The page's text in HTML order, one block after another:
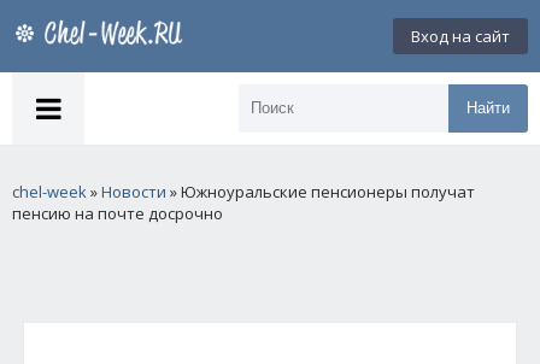
Вход на сайт
Найти
chel-week»Новости » Южноуральские пенсионеры получат
пенсию на почте досрочно